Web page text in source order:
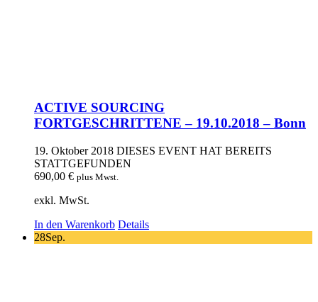
ACTIVE SOURCING
FORTGESCHRITTENE – 19.10.2018 – Bonn
19. Oktober 2018 DIESES EVENT HAT BEREITS
STATTGEFUNDEN
690,00 € plus Mwst.
exkl. MwSt.
In den Warenkorb Details
28Sep.